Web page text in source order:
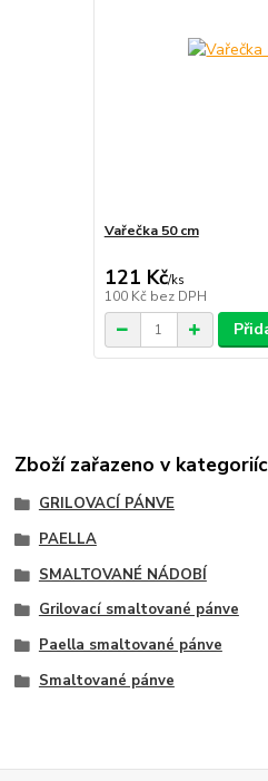
Vařečka 50 cm
121 Kč/ks
100 Kč bez DPH
Zboží zařazeno v
GRILOVACÍ PÁNVE
PAELLA
SMALTOVANÉ NÁDOBÍ
Grilovací smaltované pánve
Paella smaltované pánve
Smaltované pánve